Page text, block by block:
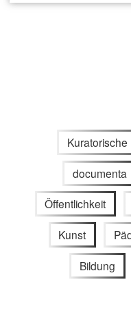
Kuratorische
documenta
Öffentlichkeit
Kunst
Bildung